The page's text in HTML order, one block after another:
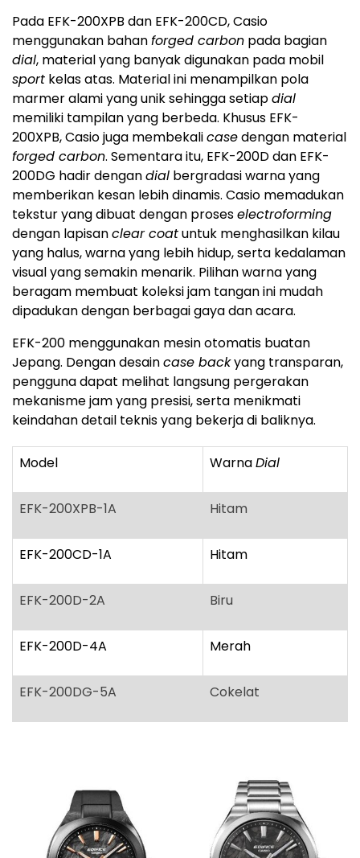
Pada EFK-200XPB dan EFK-200CD, Casio
menggunakan bahanforged carbon pada bagian
dial, material yang banyak digunakan pada mobil
sport kelas atas. Material ini menampilkan pola
marmer alami yang unik sehingga setiapdial
memiliki tampilan yang berbeda. Khusus EFK-
200XPB, Casio juga membekalicasedengan material
forged carbon. Sementara itu, EFK-200D dan EFK-
200DG hadir dengandial bergradasi warna yang
memberikan kesan lebih dinamis. Casio memadukan
tekstur yang dibuat dengan proseselectroforming
dengan lapisanclear coatuntuk menghasilkan kilau
yang halus, warna yang lebih hidup, serta kedalaman
visual yang semakin menarik. Pilihan warna yang
beragam membuat koleksi jam tangan ini mudah
dipadukan dengan berbagai gaya dan acara.
EFK-200 menggunakan mesin otomatis buatan
Jepang. Dengan desaincase backyang transparan,
pengguna dapat melihat langsung pergerakan
mekanisme jam yang presisi, serta menikmati
keindahan detail teknis yang bekerja di baliknya.
Model WarnaDial
EFK-200XPB-1A Hitam
EFK-200CD-1A Hitam
EFK-200D-2A Biru
EFK-200D-4A Merah
EFK-200DG-5A Cokelat